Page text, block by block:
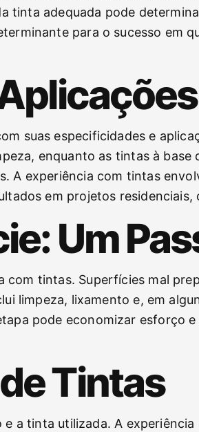
tinta adequada pode
para o sucesso em
suas especificidades e
enquanto as tintas à base
A experiência com tintas
em projetos
Um
tintas. Superfícies mal
limpeza, lixamento e, em
pode economizar esforço
Tintas
a tinta utilizada. A